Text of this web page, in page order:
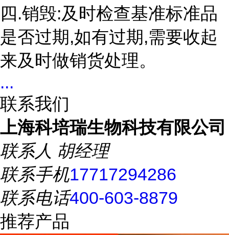
四.销毁:及时检查基准标准品
是否过期,如有过期,需要收起
来及时做销货处理。
...
联系我们
上海科培瑞生物科技有限公司
联系人 胡经理
联系手机17717294286
联系电话400-603-8879
推荐产品